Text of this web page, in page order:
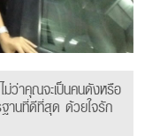
ว่าคุณจะเป็นคนดังหรือ
านที่ดีที่สุด ด้วยใจรัก